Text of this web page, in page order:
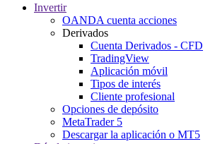
Invertir
OANDA cuenta acciones
Derivados
Cuenta Derivados - CFD
TradingView
Aplicación móvil
Tipos de interés
Cliente profesional
Opciones de depósito
MetaTrader 5
Descargar la aplicación o MT5